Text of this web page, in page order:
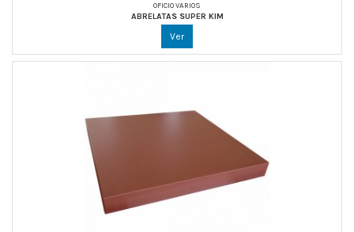
OFICIO VARIOS
ABRELATAS SUPER KIM
Ver